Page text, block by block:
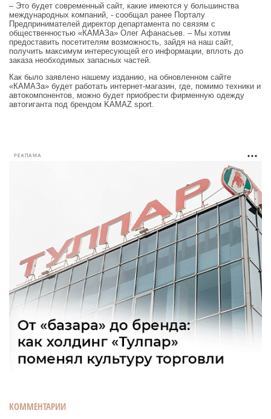
– Это будет современный сайт, какие имеются у большинства
международных компаний, - сообщал ранее Порталу
Предпринимателей директор департамента по связям с
общественностью «КАМАЗа» Олег Афанасьев. – Мы хотим
предоставить посетителям возможность, зайдя на наш сайт,
получить максимум интересующей его информации, вплоть до
заказа необходимых запасных частей.
Как было заявлено нашему изданию, на обновленном сайте
«КАМАЗа» будет работать интернет-магазин, где, помимо техники и
автокомпонентов, можно будет приобрести фирменную одежду
автогиганта под брендом KAMAZ sport.
РЕКЛАМА
КОММЕНТАРИИ